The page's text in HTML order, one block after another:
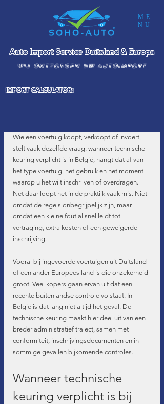
ME
NU
Auto Import Service Duitsland & Europa
IMPORT CALCULATOR:
WIJ ONTZORGEN UW AUTOIMPORT
Wie een voertuig koopt, verkoopt of invoert,
stelt vaak dezelfde vraag: wanneer technische
keuring verplicht is in België, hangt dat af van
het type voertuig, het gebruik en het moment
waarop u het wilt inschrijven of overdragen.
Net daar loopt het in de praktijk vaak mis. Niet
omdat de regels onbegrijpelijk zijn, maar
omdat een kleine fout al snel leidt tot
vertraging, extra kosten of een geweigerde
inschrijving.
Vooral bij ingevoerde voertuigen uit Duitsland
of een ander Europees land is die onzekerheid
groot. Veel kopers gaan ervan uit dat een
recente buitenlandse controle volstaat. In
België is dat lang niet altijd het geval. De
technische keuring maakt hier deel uit van een
breder administratief traject, samen met
conformiteit, inschrijvingsdocumenten en in
sommige gevallen bijkomende controles.
Wanneer technische
keuring verplicht is bij